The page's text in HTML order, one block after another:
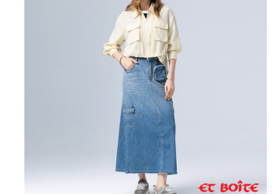
1.分期款項不併入電信帳單，「大哥付你分期」於每月結算日後寄送繳費提
2.透過簡訊連結打開帳單後，可選擇「超商條碼／台灣大直營門市／銀行轉
帳／街口支付／iPASS MONEY」等通路繳費。
1.本服務係由「台灣大哥大股份有限公司」（以下簡稱本公司）所提供，讓
用戶於交易時，得透過本服務購買商品或服務，並由商店將買賣／分期付款
買賣價金債權讓與本公司後，依約使用本公司帳單繳交帳款。
2.基於同意付款使用「大哥付你分期」之契約關係目的，商店將以您的個人
資料（包含姓名、電話或地址）提供予台灣大哥大進項蒐集、處理及利用，
由本公司與您本人進行分期帳單所需資料之確認、核對及更正。
3.完整用戶服務條款，請詳閱以下連結：
https://oppay.tw/userRule
【「AFTEE先享後付」結帳流程】
１．於結帳方式選擇「AFTEE先享後付」後，將跳轉至「AFTEE先享後付」
結帳頁面，進行簡訊認證並確認金額後，即可完成結帳。
２．訂單成立數日內，您將收到繳費通知簡訊。
３．收到繳費通知簡訊後14天內，點擊此簡訊中的連結，可透過四大超商／
ATM／網路銀行／等多元方式進行付款，方視為交易完成。
※ 請注意：結帳手續完成當下不需立刻繳費，但若您需要取消訂單，請聯絡
購買商品的店家。未經商家同意取消之訂單仍視為有效，需透過AFTEE先享
※ 交易是否成功請以「AFTEE先享後付 」之結帳頁面顯示為準，若有關於
是否繳費成功／繳費後需取消欲退款等相關疑問，請聯繫「AFTEE先享後付
https://netprotections.freshdesk.com/support/home
１．透過由恩沛科技股份有限公司提供之「AFTEE先享後付」服務完成之交
易，需依本服務之必要範圍內提供個人資料，並將交易相關給付款項請求債
每筆NT$80，滿NT$888(含以上)免運費
每筆NT$80，滿NT$888(含以上)免運費
每筆NT$60，滿NT$3,000(含以上)免運費
每筆NT$60，滿NT$3,000(含以上)免運費
每筆NT$80，滿NT$3,000(含以上)免運費